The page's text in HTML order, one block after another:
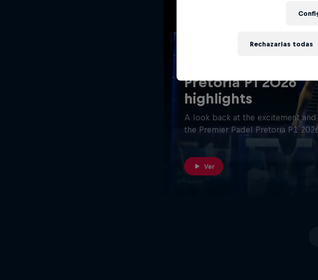
Pretoria P1 2026
highlights
A look back at the excitement
the Premier Padel Pretoria P1
Ver
Rechazarlas todas